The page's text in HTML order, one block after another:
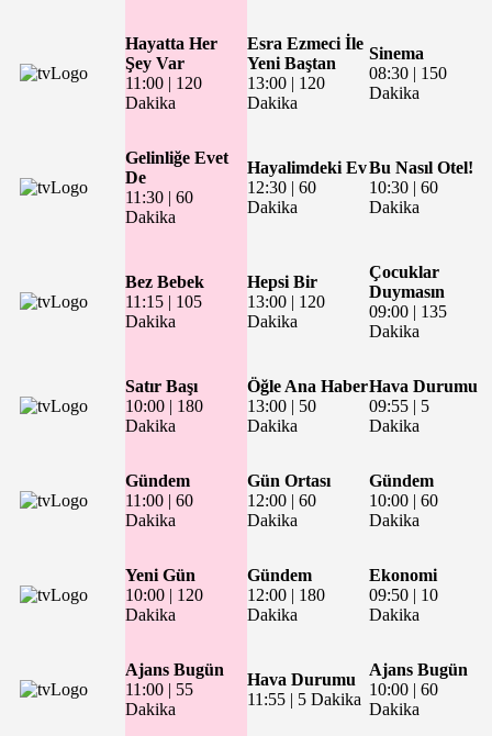
Hayatta Her
Şey Var
11:00 | 120
Dakika
Esra Ezmeci İle
Yeni Baştan
13:00 | 120
Dakika
Sinema
08:30 | 150
Dakika
Gelinliğe Evet
De
11:30 | 60
Dakika
Hayalimdeki Ev
12:30 | 60
Dakika
Bu Nasıl Otel!
10:30 | 60
Dakika
Bez Bebek
11:15 | 105
Dakika
Hepsi Bir
13:00 | 120
Dakika
Çocuklar
Duymasın
09:00 | 135
Dakika
Satır Başı
10:00 | 180
Dakika
Öğle Ana Haber
13:00 | 50
Dakika
Hava Durumu
09:55 | 5
Dakika
Gündem
11:00 | 60
Dakika
Gün Ortası
12:00 | 60
Dakika
Gündem
10:00 | 60
Dakika
Yeni Gün
10:00 | 120
Dakika
Gündem
12:00 | 180
Dakika
Ekonomi
09:50 | 10
Dakika
Ajans Bugün
11:00 | 55
Dakika
Hava Durumu
11:55 | 5 Dakika
Ajans Bugün
10:00 | 60
Dakika